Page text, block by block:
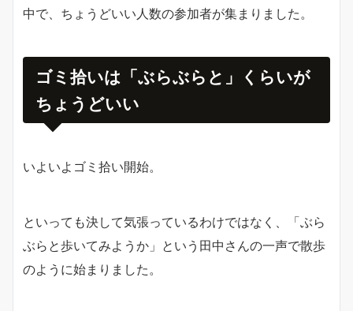
中で、ちょうどいい人数の参加者が集まりました。
ゴミ拾いは「ぶらぶらと」くらいが
ちょうどいい
いよいよゴミ拾い開始。
といっても決して気張っているわけではなく、「ぶら
ぶらと歩いてみようか」という田中さんの一声で散歩
のように始まりました。